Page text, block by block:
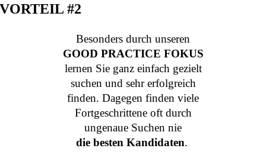
VORTEIL #2
Besonders durch unseren
GOOD PRACTICE FOKUS
lernen Sie ganz einfach gezielt
suchen und sehr erfolgreich
finden. Dagegen finden viele
Fortgeschrittene oft durch
ungenaue Suchen nie
die besten Kandidaten.